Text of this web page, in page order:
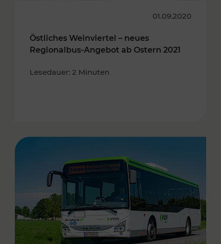
01.09.2020
Östliches Weinviertel – neues
Regionalbus-Angebot ab Ostern 2021
Lesedauer: 2 Minuten